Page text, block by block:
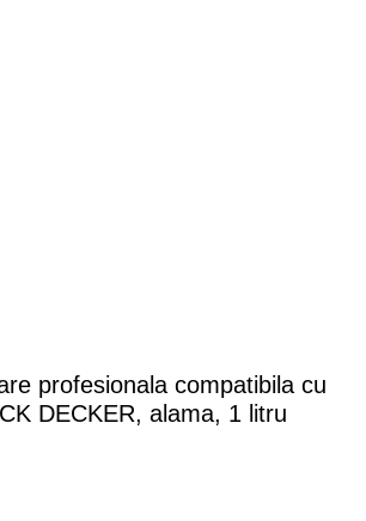
profesionala compatibila cu
DECKER, alama, 1 litru